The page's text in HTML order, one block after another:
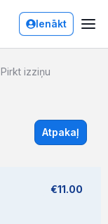
Ienākt
Pirkt izziņu
Atpakaļ
€11.00